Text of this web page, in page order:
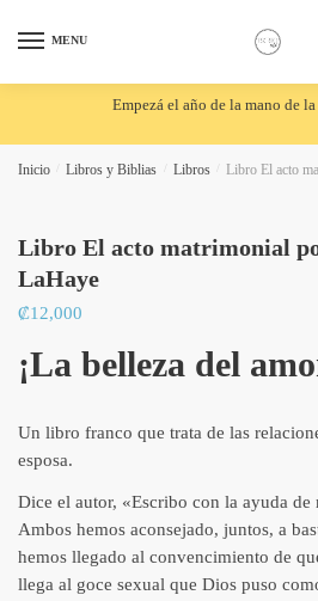
MENU
Empezá el año de la mano de la
Inicio Libros y Biblias Libros Libro El acto
Libro El acto matrimonial
LaHaye
₡12,000
¡La belleza del
Un libro franco que trata de las
esposa.
Dice el autor, «Escribo con la ayuda
Ambos hemos aconsejado, juntos, a
hemos llegado al convencimiento de
llega al goce sexual que Dios puso